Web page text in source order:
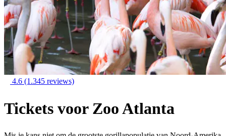
4.6 (1.345 reviews)
Tickets voor Zoo Atlanta